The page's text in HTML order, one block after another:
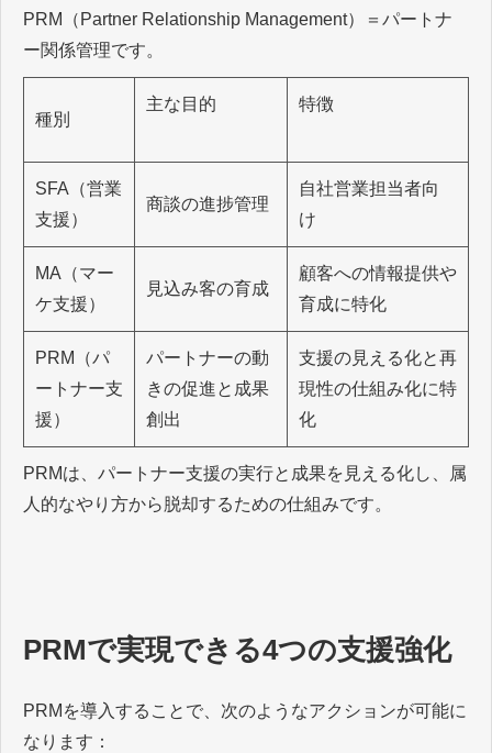
PRM（Partner Relationship Management）＝パートナ
ー関係管理です。
種別
主な目的 特徴
SFA（営業
支援）
商談の進捗管理
自社営業担当者向
け
MA（マー
ケ支援）
見込み客の育成
顧客への情報提供や
育成に特化
PRM（パ
ートナー支
援）
パートナーの動
きの促進と成果
創出
支援の見える化と再
現性の仕組み化に特
化
PRMは、パートナー支援の実行と成果を見える化し、属
人的なやり方から脱却するための仕組みです。
PRMで実現できる4つの支援強化
PRMを導入することで、次のようなアクションが可能に
なります：